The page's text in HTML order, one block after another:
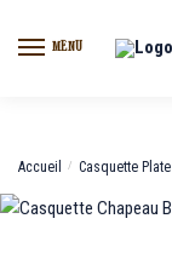
MENU
Accueil / Casquette Plate